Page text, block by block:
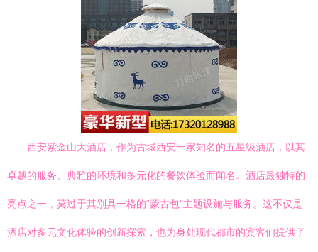
西安紫金山大酒店，作为古城西安一家知名的五星级酒店，以其
卓越的服务、典雅的环境和多元化的餐饮体验而闻名。酒店最独特的
亮点之一，莫过于其别具一格的“蒙古包”主题设施与服务。这不仅是
酒店对多元文化体验的创新探索，也为身处现代都市的宾客们提供了